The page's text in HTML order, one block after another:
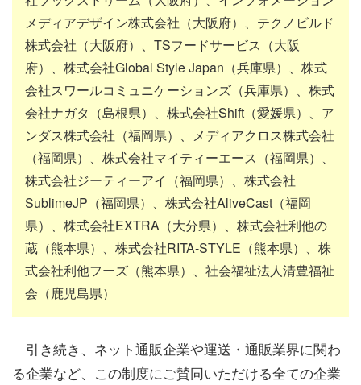
メディアデザイン株式会社（大阪府）、テクノビルド
株式会社（大阪府）、TSフードサービス（大阪
府）、株式会社Global Style Japan（兵庫県）、株式
会社スワールコミュニケーションズ（兵庫県）、株式
会社ナガタ（島根県）、株式会社Shift（愛媛県）、ア
ンダス株式会社（福岡県）、メディアクロス株式会社
（福岡県）、株式会社マイティーエース（福岡県）、
株式会社ジーティーアイ（福岡県）、株式会社
SublimeJP（福岡県）、株式会社AliveCast（福岡
県）、株式会社EXTRA（大分県）、株式会社利他の
蔵（熊本県）、株式会社RITA-STYLE（熊本県）、株
式会社利他フーズ（熊本県）、社会福祉法人清豊福祉
会（鹿児島県）
引き続き、ネット通販企業や運送・通販業界に関わ
る企業など、この制度にご賛同いただける全ての企業